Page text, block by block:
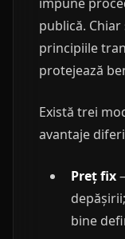
publică.
principiile
protejează
Există trei
avantaje
Preț fix
bine